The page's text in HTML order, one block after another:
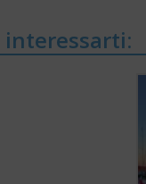
interessarti: